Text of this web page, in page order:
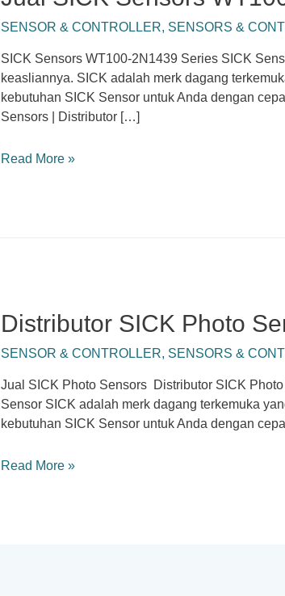
SENSOR & CONTROLLER, SENSORS &
SICK Sensors WT100-2N1439 Series SICK
keasliannya. SICK adalah merk dagang
kebutuhan SICK Sensor untuk Anda dengan
Sensors | Distributor […]
Jual
Read More »
Distributor SICK Photo
SENSOR & CONTROLLER, SENSORS &
Jual SICK Photo Sensors Distributor SICK
Sensor SICK adalah merk dagang terkemuka
kebutuhan SICK Sensor untuk Anda dengan
Distributor
Read More »